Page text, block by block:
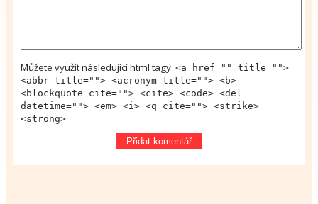
Můžete využít následující html tagy: <a href="" title="">
<abbr title=""> <acronym title=""> <b>
<blockquote cite=""> <cite> <code> <del
datetime=""> <em> <i> <q cite=""> <strike>
<strong>